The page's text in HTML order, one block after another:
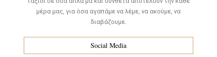
μέρα μας, για όσα αγαπάμε να λέμε, να ακούμε, να
διαβάζουμε.
Social Media